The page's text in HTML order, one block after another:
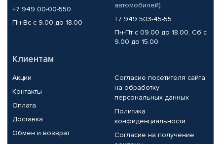
+7 949 00-00-550
Пн-Вс с 9.00 до 18.00
автомобилей)
+7 949 503-45-55
Пн-Пт с 09.00 до 18.00, Сб с
9.00 до 15.00
Клиентам
Акции
Контакты
Оплата
Доставка
Обмен и возврат
Согласие посетителя сайта
на обработку
персональных данных
Политика
конфиденциальности
Согласие на получение